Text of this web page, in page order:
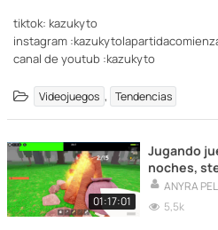
tiktok: kazukyto
instagram
canal de youtub :kazukyto
Videojuegos , Tendencias
01:17:01
Jugando
noches,
ANYRA
5,5k